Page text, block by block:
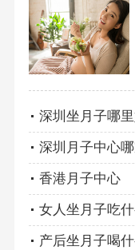
深圳坐月子哪里
深圳月子中心
香港月子中心
女人坐月子吃
产后坐月子喝